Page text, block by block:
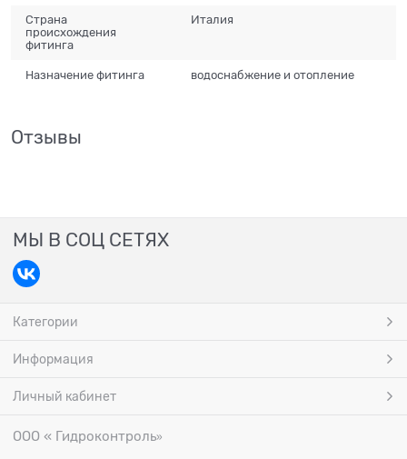
Страна
происхождения
фитинга
Италия
Назначение фитинга водоснабжение и отопление
Отзывы
МЫ В СОЦ СЕТЯХ
Категории
Информация
Личный кабинет
ООО « Гидроконтроль»